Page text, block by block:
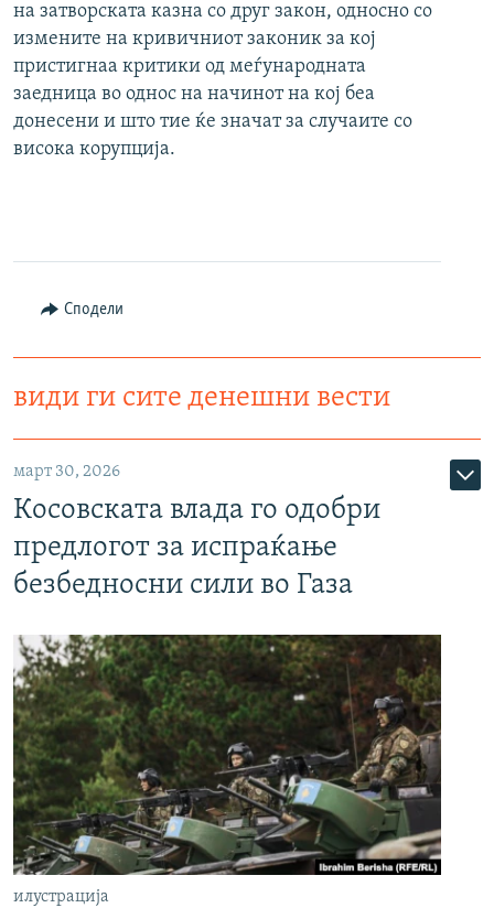
на затворската казна со друг закон, односно со
измените на кривичниот законик за кој
пристигнаа критики од меѓународната
заедница во однос на начинот на кој беа
донесени и што тие ќе значат за случаите со
висока корупција.
Сподели
види ги сите денешни вести
март 30, 2026
Косовската влада го одобри
предлогот за испраќање
безбедносни сили во Газа
илустрација